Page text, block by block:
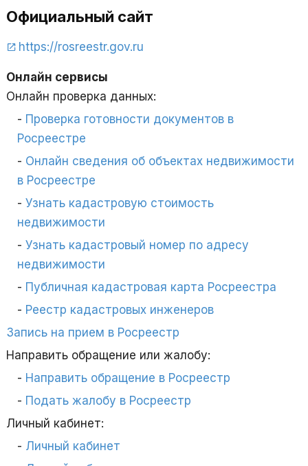
Официальный сайт
https://rosreestr.gov.ru
Онлайн сервисы
Онлайн проверка данных:
Проверка готовности документов в
Росреестре
Онлайн сведения об объектах недвижимости
в Росреестре
Узнать кадастровую стоимость
недвижимости
Узнать кадастровый номер по адресу
недвижимости
Публичная кадастровая карта Росреестра
Реестр кадастровых инженеров
Запись на прием в Росреестр
Направить обращение или жалобу:
Направить обращение в Росреестр
Подать жалобу в Росреестр
Личный кабинет:
Личный кабинет